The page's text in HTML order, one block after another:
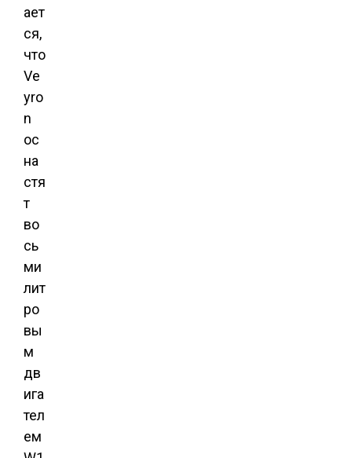
ает
ся,
что
Ve
yro
n
ос
на
стя
т
во
сь
ми
лит
ро
вы
м
дв
ига
тел
ем